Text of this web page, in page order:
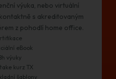
výuka, nebo virtuální
s akreditovaným
z pohodlí home office.
eBook
výuky
kurz TX
šablony